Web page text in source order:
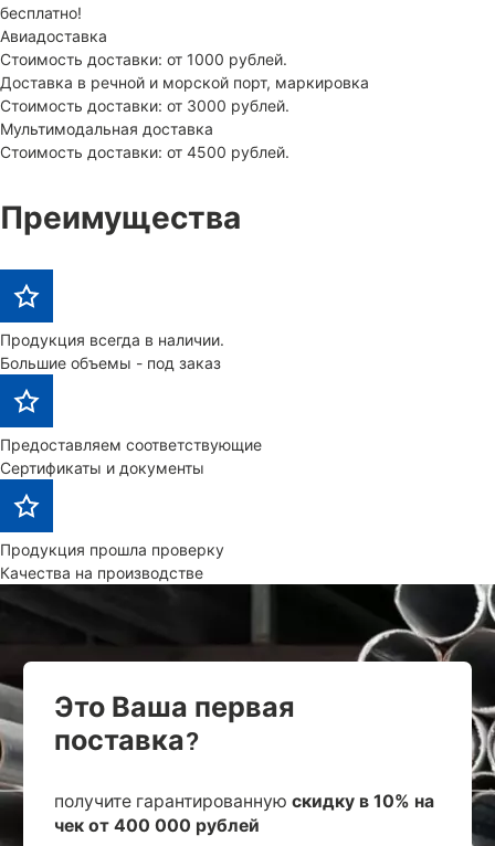
бесплатно!
Авиадоставка
Стоимость доставки: от 1000 рублей.
Доставка в речной и морской порт, маркировка
Стоимость доставки: от 3000 рублей.
Мультимодальная доставка
Стоимость доставки: от 4500 рублей.
Преимущества
Продукция всегда в наличии.
Большие объемы - под заказ
Предоставляем соответствующие
Сертификаты и документы
Продукция прошла проверку
Качества на производстве
Это Ваша первая
поставка?
получите гарантированную скидку в 10% на
чек от 400 000 рублей